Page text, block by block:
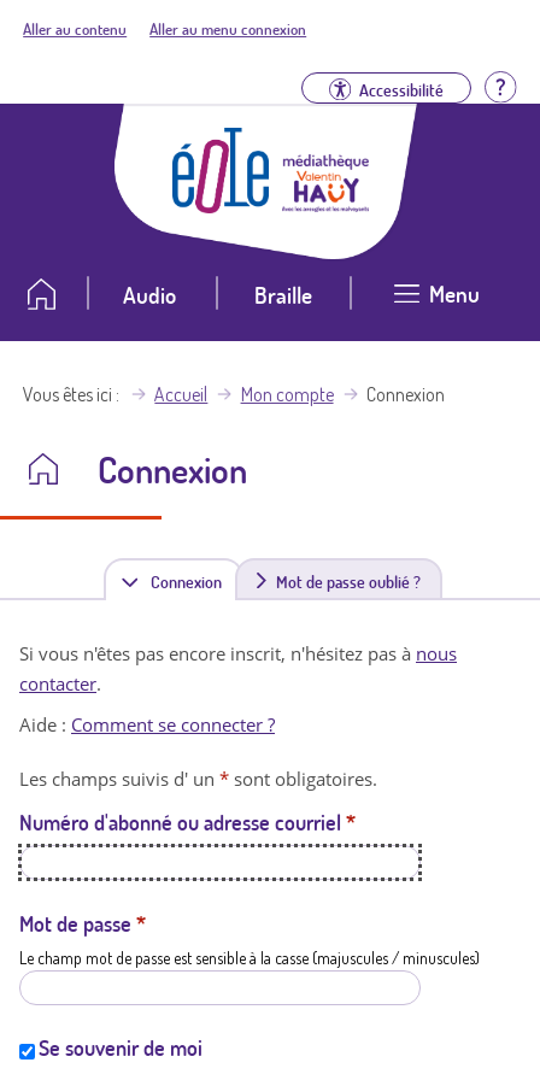
Aller au contenu Aller au menu connexion
Accessibilité
Audio Braille Menu
Vous êtes ici Accueil Mon compte Connexion
Connexion
Connexion(
n
t
a
t
i
Mot de passe oublié ?
Si vous n'êtes pas encore inscrit, n'hésitez pas à nous
contacter.
Aide : Comment se connecter ?
Les champs suivis d' un * sont obligatoires.
Numéro d'abonné ou adresse courriel *
Mot de passe *
Le champ mot de passe est sensible à la casse (majuscules / minuscules)
Se souvenir de moi